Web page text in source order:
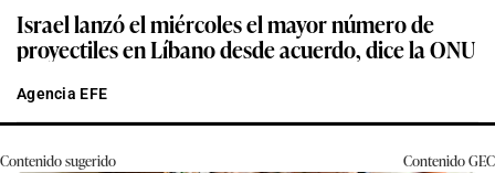
Israel lanzó el miércoles el mayor número de
proyectiles en Líbano desde acuerdo, dice la ONU
Agencia EFE
Contenido sugerido ContenidoGEC